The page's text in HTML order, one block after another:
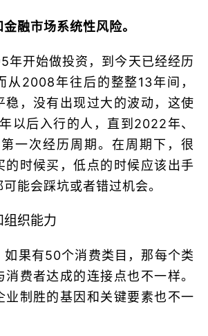
融市场系统性风险。
年开始做投资，到今天已经经历
从2008年往后的整整13年间，
稳，没有出现过大的波动，这使
以后入行的人，直到2022年、
一次经历周期。在周期下，很
的时候买，低点的时候应该出手
能会踩坑或者错过机会。
织能力
如果有50个消费类目，那每个类
消费者达成的连接点也不一样。
业制胜的基因和关键要素也不一